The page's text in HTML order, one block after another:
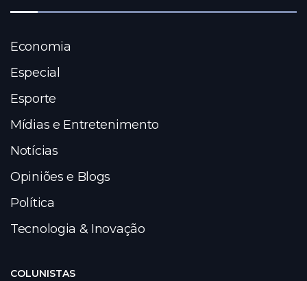
Economia
Especial
Esporte
Mídias e Entretenimento
Notícias
Opiniões e Blogs
Política
Tecnologia & Inovação
COLUNISTAS